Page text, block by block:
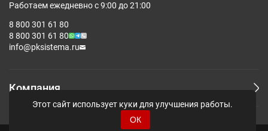
Работаем ежедневно с 9:00 до 21:00
8 800 301 61 80
8 800 301 61 80
info@pksistema.ru
Компания
Этот сайт использует куки для улучшения работы.
ОК